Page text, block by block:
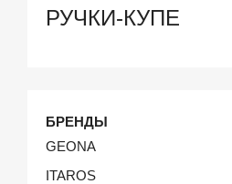
РУЧКИ-КУПЕ
БРЕНДЫ
GEONA
ITAROS